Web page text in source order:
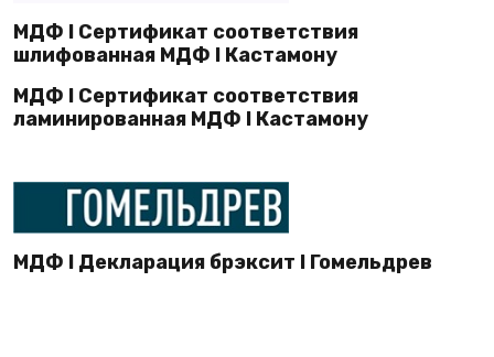
МДФ I Сертификат соответствия
шлифованная МДФ I Кастамону
МДФ I Сертификат соответствия
ламинированная МДФ I Кастамону
МДФ I Декларация брэксит I Гомельдрев